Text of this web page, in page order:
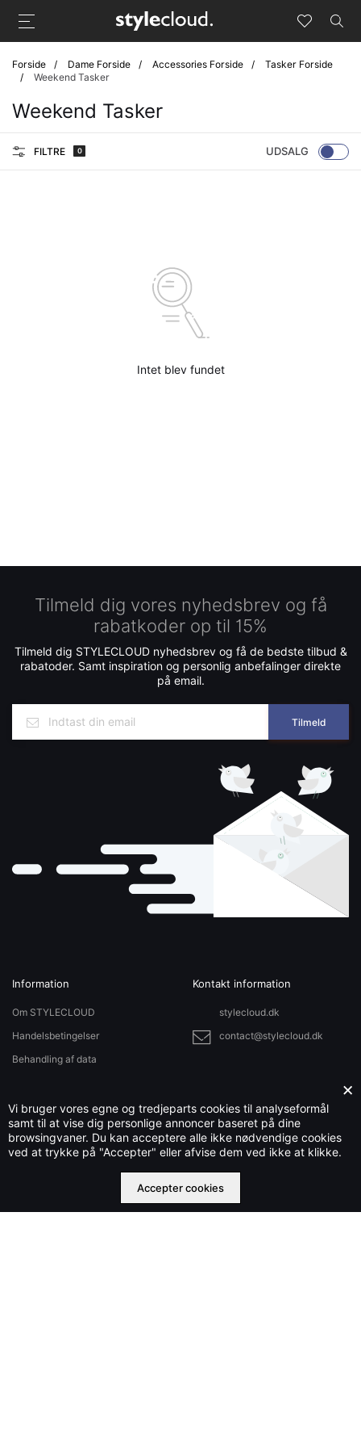
Forside Dame Forside Accessories Forside
Tasker Forside
Weekend Tasker
Weekend Tasker
FILTRE 0 UDSALG
Intet blev fundet
Tilmeld dig vores nyhedsbrev og få
rabatkoder op til 15%
Tilmeld dig STYLECLOUD nyhedsbrev og få de bedste tilbud &
rabatoder. Samt inspiration og personlig anbefalinger direkte
på email.
Tilmeld
Stylecloud.dk ejes og drives af Che IT Group OÜ nr. 16569877
©2023 stylecloud.dk | All rights reserved
Information
Om STYLECLOUD
Handelsbetingelser
Behandling af data
Kontakt information
stylecloud.dk
contact@stylecloud.dk
×
Vi bruger vores egne og tredjeparts cookies til analyseformål
samt til at vise dig personlige annoncer baseret på dine
browsingvaner. Du kan acceptere alle ikke nødvendige cookies
ved at trykke på "Accepter" eller afvise dem ved ikke at klikke.
Accepter cookies